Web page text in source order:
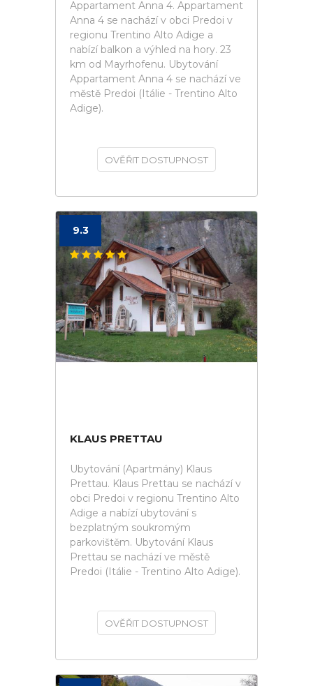
Appartament Anna 4. Appartament
Anna 4 se nachází v obci Predoi v
regionu Trentino Alto Adige a
nabízí balkon a výhled na hory. 23
km od Mayrhofenu. Ubytování
Appartament Anna 4 se nachází ve
městě Predoi (Itálie - Trentino Alto
Adige).
OVĚŘIT DOSTUPNOST
9.3
KLAUS PRETTAU
Ubytování (Apartmány) Klaus
Prettau. Klaus Prettau se nachází v
obci Predoi v regionu Trentino Alto
Adige a nabízí ubytování s
bezplatným soukromým
parkovištěm. Ubytování Klaus
Prettau se nachází ve městě
Predoi (Itálie - Trentino Alto Adige).
OVĚŘIT DOSTUPNOST